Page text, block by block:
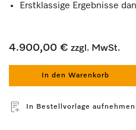
Erstklassige Ergebnisse
4.900,00 € zzgl. MwSt.
In den Warenkorb
In Bestellvorlage aufnehmen